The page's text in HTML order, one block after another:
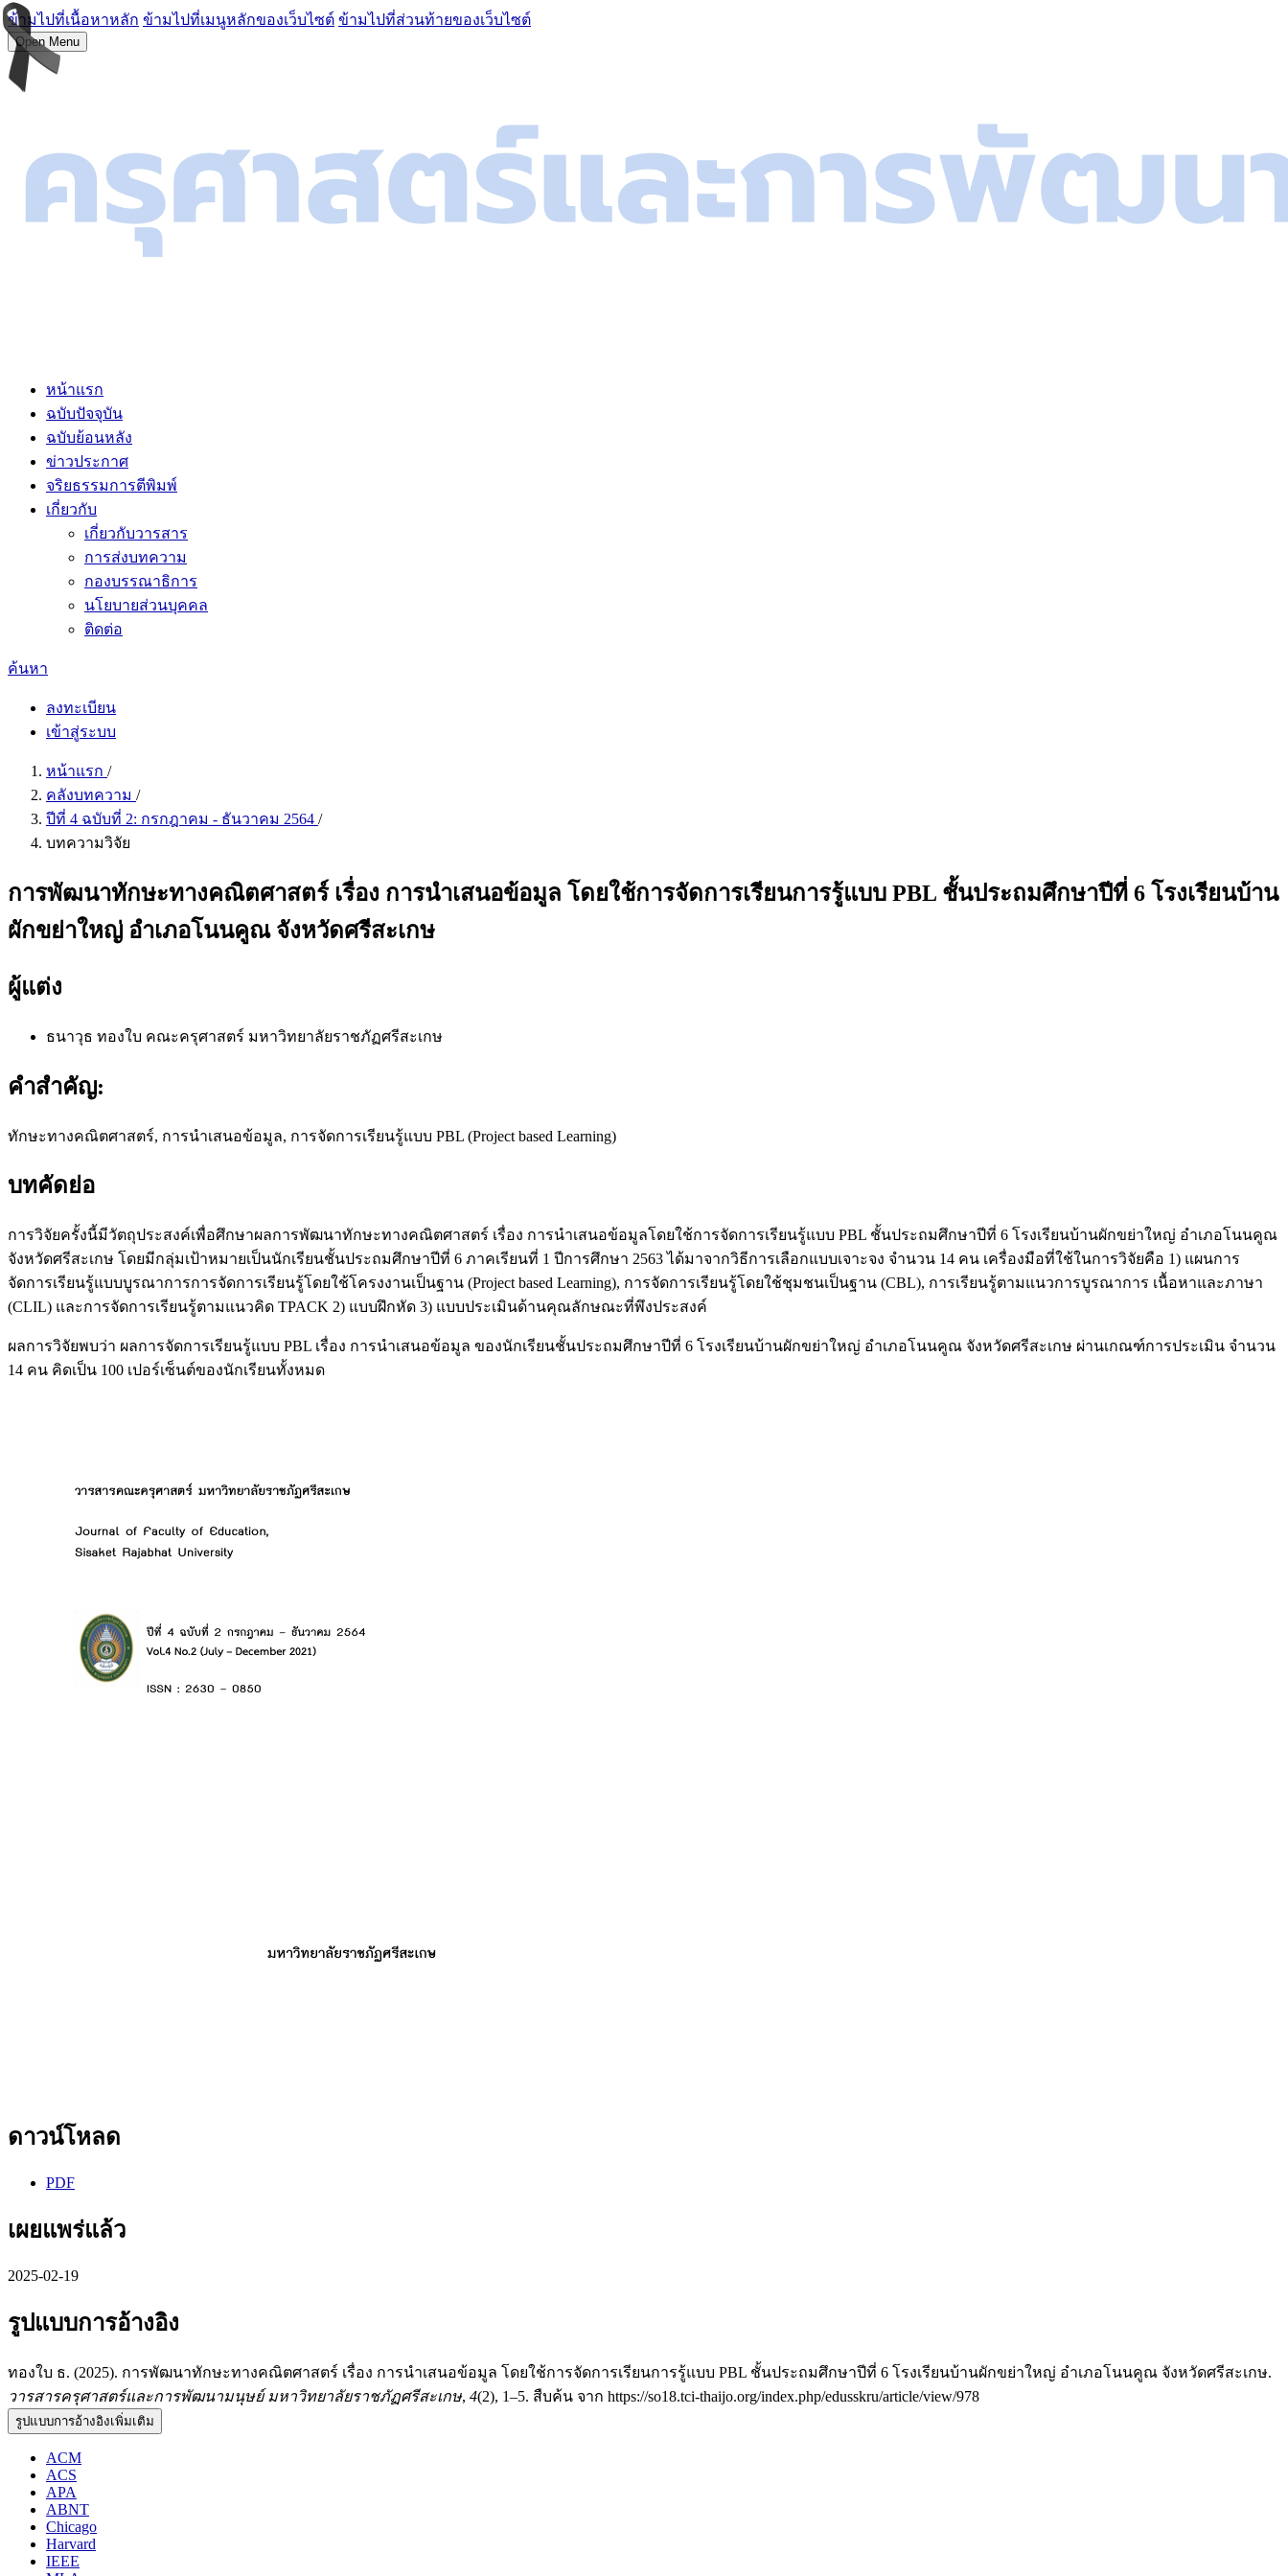
ข้ามไปที่เนื้อหาหลัก ข้ามไปที่เมนูหลักของเว็บไซต์ ข้ามไปที่ส่วนท้ายของเว็บไซต์
Open Menu
หน้าแรก
ฉบับปัจจุบัน
ฉบับย้อนหลัง
ข่าวประกาศ
จริยธรรมการตีพิมพ์
เกี่ยวกับ
เกี่ยวกับวารสาร
การส่งบทความ
กองบรรณาธิการ
นโยบายส่วนบุคคล
ติดต่อ
ค้นหา
ลงทะเบียน
เข้าสู่ระบบ
หน้าแรก /
คลังบทความ /
ปีที่ 4 ฉบับที่ 2: กรกฎาคม - ธันวาคม 2564 /
บทความวิจัย
การพัฒนาทักษะทางคณิตศาสตร์ เรื่อง การนำเสนอข้อมูล โดยใช้การจัดการเรียนการรู้แบบ PBL ชั้นประถมศึกษาปีที่ 6 โรงเรียนบ้าน
ผักขย่าใหญ่ อำเภอโนนคูณ จังหวัดศรีสะเกษ
ผู้แต่ง
ธนาวุธ ทองใบ คณะครุศาสตร์ มหาวิทยาลัยราชภัฏศรีสะเกษ
คำสำคัญ:
ทักษะทางคณิตศาสตร์, การนำเสนอข้อมูล, การจัดการเรียนรู้แบบ PBL (Project based Learning)
บทคัดย่อ
การวิจัยครั้งนี้มีวัตถุประสงค์เพื่อศึกษาผลการพัฒนาทักษะทางคณิตศาสตร์ เรื่อง การนำเสนอข้อมูลโดยใช้การจัดการเรียนรู้แบบ PBL ชั้นประถมศึกษาปีที่ 6 โรงเรียนบ้านผักขย่าใหญ่ อำเภอโนนคูณ
จังหวัดศรีสะเกษ โดยมีกลุ่มเป้าหมายเป็นนักเรียนชั้นประถมศึกษาปีที่ 6 ภาคเรียนที่ 1 ปีการศึกษา 2563 ได้มาจากวิธีการเลือกแบบเจาะจง จำนวน 14 คน เครื่องมือที่ใช้ในการวิจัยคือ 1) แผนการ
จัดการเรียนรู้แบบบูรณาการการจัดการเรียนรู้โดยใช้โครงงานเป็นฐาน (Project based Learning), การจัดการเรียนรู้โดยใช้ชุมชนเป็นฐาน (CBL), การเรียนรู้ตามแนวการบูรณาการ เนื้อหาและภาษา
(CLIL) และการจัดการเรียนรู้ตามแนวคิด TPACK 2) แบบฝึกหัด 3) แบบประเมินด้านคุณลักษณะที่พึงประสงค์
ผลการวิจัยพบว่า ผลการจัดการเรียนรู้แบบ PBL เรื่อง การนำเสนอข้อมูล ของนักเรียนชั้นประถมศึกษาปีที่ 6 โรงเรียนบ้านผักขย่าใหญ่ อำเภอโนนคูณ จังหวัดศรีสะเกษ ผ่านเกณฑ์การประเมิน จำนวน
14 คน คิดเป็น 100 เปอร์เซ็นต์ของนักเรียนทั้งหมด
ดาวน์โหลด
PDF
เผยแพร่แล้ว
2025-02-19
รูปแบบการอ้างอิง
ทองใบ ธ. (2025). การพัฒนาทักษะทางคณิตศาสตร์ เรื่อง การนำเสนอข้อมูล โดยใช้การจัดการเรียนการรู้แบบ PBL ชั้นประถมศึกษาปีที่ 6 โรงเรียนบ้านผักขย่าใหญ่ อำเภอโนนคูณ จังหวัดศรีสะเกษ.
วารสารครุศาสตร์และการพัฒนามนุษย์ มหาวิทยาลัยราชภัฏศรีสะเกษ, 4(2), 1–5. สืบค้น จาก https://so18.tci-thaijo.org/index.php/edusskru/article/view/978
รูปแบบการอ้างอิงเพิ่มเติม
ACM
ACS
APA
ABNT
Chicago
Harvard
IEEE